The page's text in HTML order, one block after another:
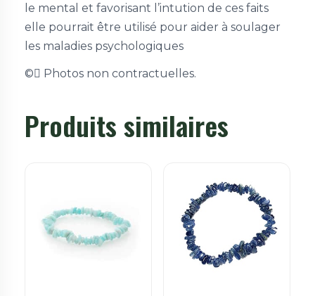
le mental et favorisant l’intution de ces faits
elle pourrait être utilisé pour aider à soulager
les maladies psychologiques
© Photos non contractuelles.
Produits similaires